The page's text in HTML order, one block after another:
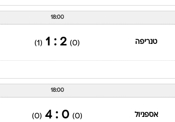
18:00
טנריפה (0)
2 : 1
(1)
18:00
אספניול (0)
0 : 4
(0)